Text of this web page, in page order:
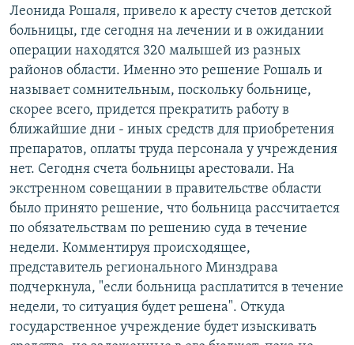
Леонида Рошаля, привело к аресту счетов детской
больницы, где сегодня на лечении и в ожидании
операции находятся 320 малышей из разных
районов области. Именно это решение Рошаль и
называет сомнительным, поскольку больнице,
скорее всего, придется прекратить работу в
ближайшие дни - иных средств для приобретения
препаратов, оплаты труда персонала у учреждения
нет. Сегодня счета больницы арестовали. На
экстренном совещании в правительстве области
было принято решение, что больница рассчитается
по обязательствам по решению суда в течение
недели. Комментируя происходящее,
представитель регионального Минздрава
подчеркнула, "если больница расплатится в течение
недели, то ситуация будет решена". Откуда
государственное учреждение будет изыскивать